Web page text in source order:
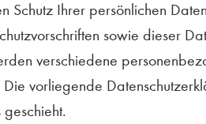
Schutz Ihrer persönlichen
sowie dieser
verschiedene
vorliegende